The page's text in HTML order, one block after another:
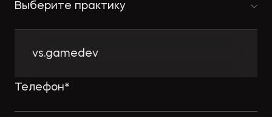
Выберите практику
vs.gamedev